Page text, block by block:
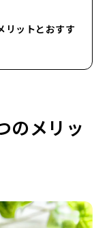
リットとおすす
のメリッ